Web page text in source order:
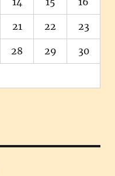
21 22 23
28 29 30